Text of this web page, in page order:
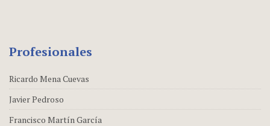
Profesionales
Ricardo Mena Cuevas
Javier Pedroso
Francisco Martín García